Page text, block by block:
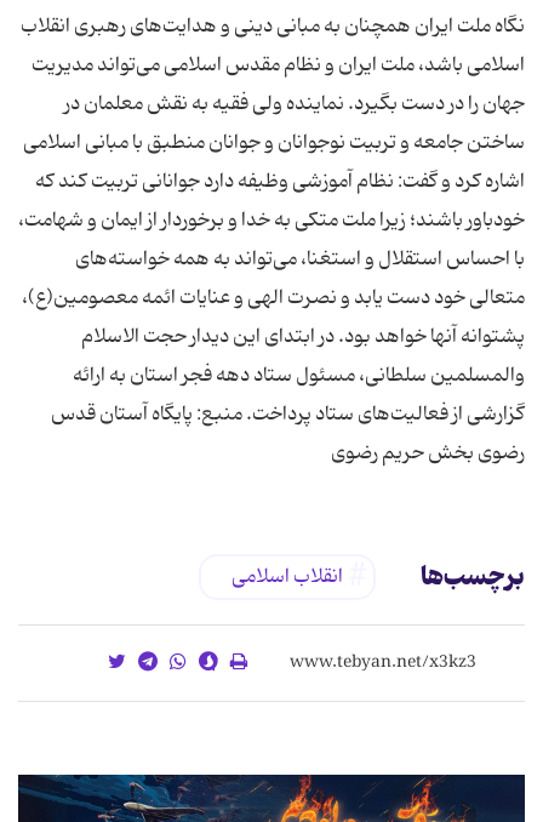
نگاه ملت ایران همچنان به مبانی دینی و هدایت‌های رهبری انقلاب
اسلامی باشد، ملت ایران و نظام مقدس اسلامی می‌تواند مدیریت
جهان را در دست بگیرد. نماینده ولی فقیه به نقش معلمان در
ساختن جامعه و تربیت نوجوانان و جوانان منطبق با مبانی اسلامی
اشاره كرد و گفت: نظام آموزشی وظیفه دارد جوانانی تربیت كند كه
خودباور باشند؛ زیرا ملت متكی به خدا و برخوردار از ایمان و شهامت،
با احساس استقلال و استغنا، می‌تواند به همه خواسته‌های
متعالی خود دست یابد و نصرت الهی و عنایات ائمه معصومین(ع)،
پشتوانه آنها خواهد بود. در ابتدای این دیدار حجت الاسلام
والمسلمین سلطانی، مسئول ستاد دهه فجر استان به ارائه
گزارشی از فعالیت‌های ستاد پرداخت. منبع: پایگاه آستان قدس
رضوی بخش حریم رضوی
برچسب‌ها انقلاب اسلامی